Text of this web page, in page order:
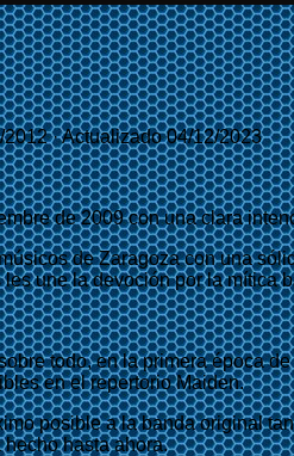
2012· Actualizado04/12/2023
de 2009 con una clara
de Zaragoza con una
une la devoción por la mítica
todo, en la primera época
en el repertorio Maiden.
posible a la banda original
hasta ahora.